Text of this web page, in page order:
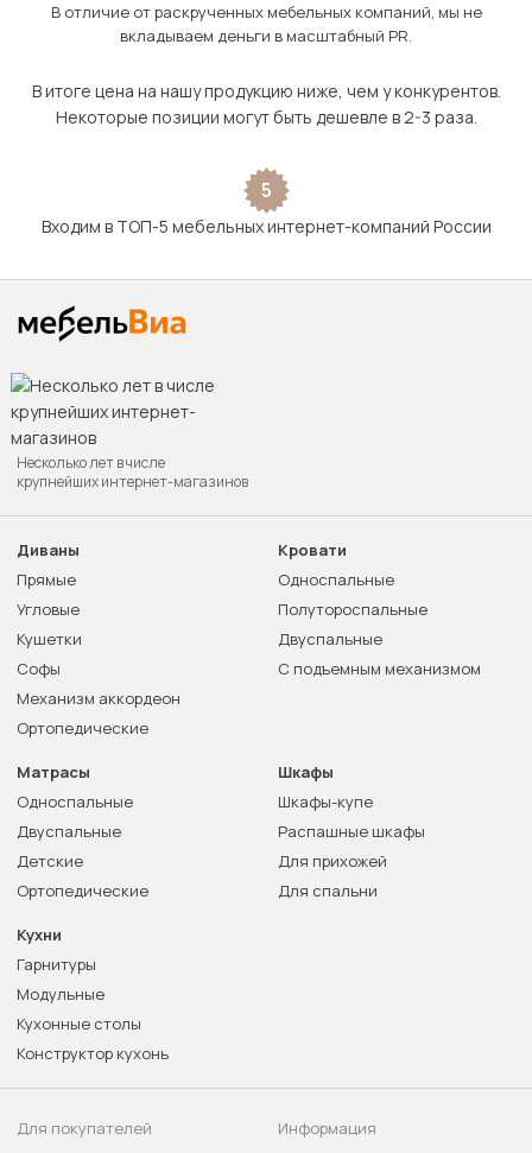
В отличие от раскрученных мебельных компаний, мы не
вкладываем деньги в масштабный PR.
В итоге цена на нашу продукцию ниже, чем у конкурентов.
Некоторые позиции могут быть дешевле в 2-3 раза.
5
Входим в ТОП-5 мебельных интернет-компаний России
Несколько лет в числе
крупнейших интернет-магазинов
Диваны
Прямые
Угловые
Кушетки
Софы
Механизм аккордеон
Ортопедические
Кровати
Односпальные
Полутороспальные
Двуспальные
С подъемным механизмом
Матрасы
Односпальные
Двуспальные
Детские
Ортопедические
Шкафы
Шкафы-купе
Распашные шкафы
Для прихожей
Для спальни
Кухни
Гарнитуры
Модульные
Кухонные столы
Конструктор кухонь
Для покупателей
Информация